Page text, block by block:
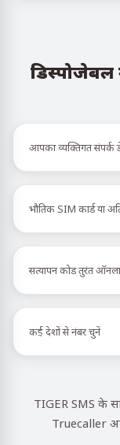
डिस्पोजेबल
आपका व्यक्तिगत संपर्क
भौतिक SIM कार्ड या
सत्यापन कोड तुरंत
कई देशों से नंबर चुनें
TIGER SMS के
Truecaller